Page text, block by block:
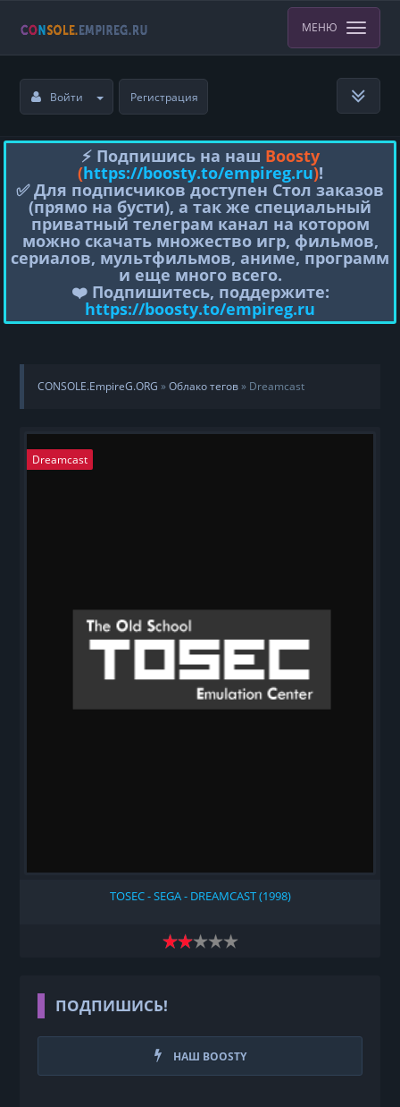
МЕНЮ
Войти Регистрация
⚡️ Подпишись на наш Boosty
(https://boosty.to/empireg.ru)!
✅ Для подписчиков доступен Стол заказов
(прямо на бусти), а так же специальный
приватный телеграм канал на котором
можно скачать множество игр, фильмов,
сериалов, мультфильмов, аниме, программ
и еще много всего.
❤️ Подпишитесь, поддержите:
https://boosty.to/empireg.ru
CONSOLE.EmpireG.ORG »Облако тегов» Dreamcast
Dreamcast
TOSEC - SEGA - DREAMCAST (1998)
ПОДПИШИСЬ!
НАШ BOOSTY